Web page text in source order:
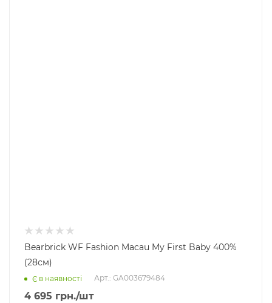
Bearbrick WF Fashion Macau My First Baby 400%
(28см)
Є в наявності Арт.: GA003679484
4 695 грн./шт